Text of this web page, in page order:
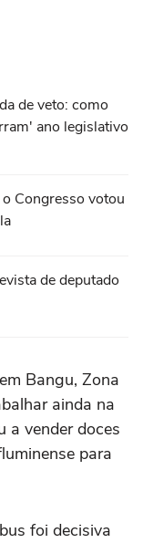
de veto: como
ano legislativo
Congresso votou
de deputado
Bangu, Zona
ainda na
a vender doces
para
foi decisiva